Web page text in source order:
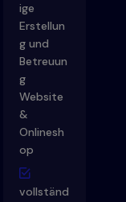
ige
Erstellun
g und
Betreuun
g
Website
&
Onlinesh
op
vollständ